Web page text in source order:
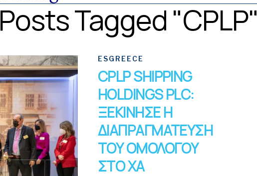
Tagged "CPLP"
ESGREECE
CPLP SHIPPING
HOLDINGS PLC:
ΞΕΚΙΝΗΣΕ Η
ΔΙΑΠΡΑΓΜΑΤΕΥΣΗ
ΤΟΥ ΟΜΟΛΟΓΟΥ
ΣΤΟ ΧΑ